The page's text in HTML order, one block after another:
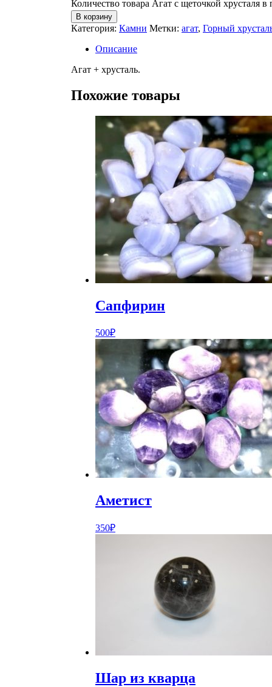
Количество товара Агат с щеточкой хрусталя в
В корзину
Категория: Камни Метки: агат, Горный
Описание
Агат + хрусталь.
Похожие товары
Сапфирин
500₽
Аметист
350₽
Шар из кварца